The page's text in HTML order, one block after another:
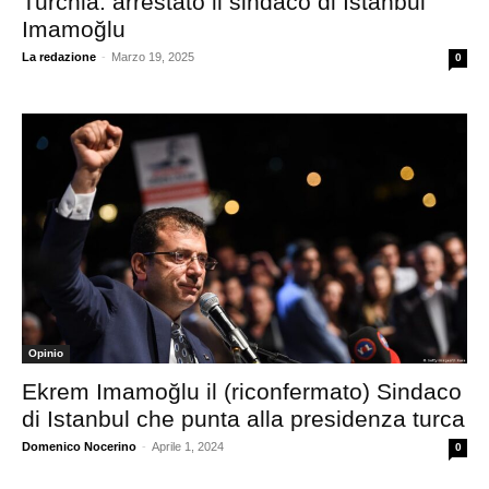
Imamoğlu
La redazione - Marzo 19, 2025 0
Opinio
Ekrem Imamoğlu il (riconfermato) Sindaco
di Istanbul che punta alla presidenza turca
Domenico Nocerino - Aprile 1, 2024 0